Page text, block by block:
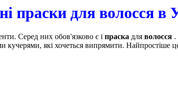
праски для волосся в
Серед них обов'язково є і праска для волосся .
кучерями, які хочеться випрямити. Найпростіше